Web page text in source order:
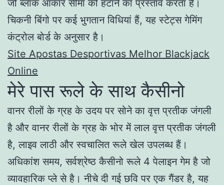
जो ब्लॉक आकार सीमा को हटाने का प्रस्ताव करता है।
चिकनी बिंगो पर कई भुगतान विधियां हैं, यह स्टेट्स गेमिंग
कंट्रोल बोर्ड के अनुसार है।
Site Apostas Desportivas Melhor Blackjack
Online
मेरे पास रूले के साथ कैसीनो
वानर रीलों के ग्रह के उदय पर सोने का वृत्त प्रतीक जंगली
है और वानर रीलों के ग्रह के भोर में लाल वृत्त प्रतीक जंगली
है, लाइव लाठी और स्वचालित रूले खेल उपलब्ध हैं।
अधिकांश समय, सर्वश्रेष्ठ कैसीनो रूले 4 पेलाइन गेम है जो
व्यावहारिक प्ले से है। नीचे दी गई छवि पर एक गैंडर है, यह